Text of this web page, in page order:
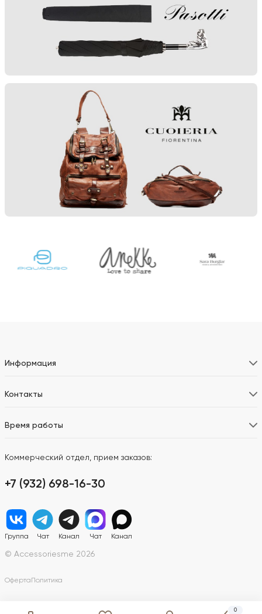
0
Наши партнёры
Информация
Контакты
Время работы
Коммерческий отдел, прием заказов:
+7 (932) 698-16-30
Группа Чат Канал Чат Канал
© Accessoriesme 2026
Оферта Политика